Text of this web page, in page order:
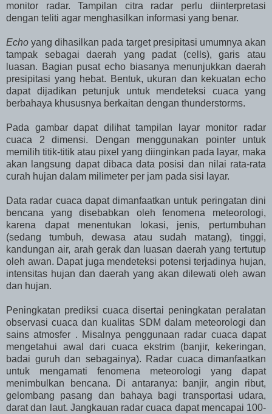
monitor radar. Tampilan citra radar perlu diinterpretasi
dengan teliti agar menghasilkan informasi yang benar.
Echo yang dihasilkan pada target presipitasi umumnya akan
tampak sebagai daerah yang padat (cells), garis atau
luasan. Bagian pusat echo biasanya menunjukkan daerah
presipitasi yang hebat. Bentuk, ukuran dan kekuatan echo
dapat dijadikan petunjuk untuk mendeteksi cuaca yang
berbahaya khususnya berkaitan dengan thunderstorms.
Pada gambar dapat dilihat tampilan layar monitor radar
cuaca 2 dimensi. Dengan menggunakan pointer untuk
memilih titik-titik atau pixel yang diinginkan pada layar, maka
akan langsung dapat dibaca data posisi dan nilai rata-rata
curah hujan dalam milimeter per jam pada sisi layar.
Data radar cuaca dapat dimanfaatkan untuk peringatan dini
bencana yang disebabkan oleh fenomena meteorologi,
karena dapat menentukan lokasi, jenis, pertumbuhan
(sedang tumbuh, dewasa atau sudah matang), tinggi,
kandungan air, arah gerak dan luasan daerah yang tertutup
oleh awan. Dapat juga mendeteksi potensi terjadinya hujan,
intensitas hujan dan daerah yang akan dilewati oleh awan
dan hujan.
Peningkatan prediksi cuaca disertai peningkatan peralatan
observasi cuaca dan kualitas SDM dalam meteorologi dan
sains atmosfer . Misalnya penggunaan radar cuaca dapat
mengetahui awal dari cuaca ekstrim (banjir, kekeringan,
badai guruh dan sebagainya). Radar cuaca dimanfaatkan
untuk mengamati fenomena meteorologi yang dapat
menimbulkan bencana. Di antaranya: banjir, angin ribut,
gelombang pasang dan bahaya bagi transportasi udara,
darat dan laut. Jangkauan radar cuaca dapat mencapai 100-